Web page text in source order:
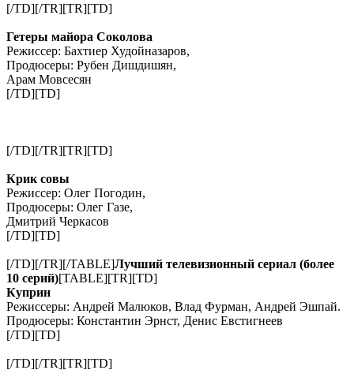
[/TD][/TR][TR][TD]
Гетеры майора Соколова
Режиссер: Бахтиер Худойназаров,
Продюсеры: Рубен Дишдишян,
Арам Мовсесян
[/TD][TD]
[/TD][/TR][TR][TD]
Крик совы
Режиссер: Олег Погодин,
Продюсеры: Олег Газе,
Дмитрий Черкасов
[/TD][TD]
[/TD][/TR][/TABLE]Лучший телевизионный сериал (более
10 серий)[TABLE][TR][TD]
Куприн
Режиссеры: Андрей Малюков, Влад Фурман, Андрей Эшпай.
Продюсеры: Константин Эрнст, Денис Евстигнеев
[/TD][TD]
[/TD][/TR][TR][TD]